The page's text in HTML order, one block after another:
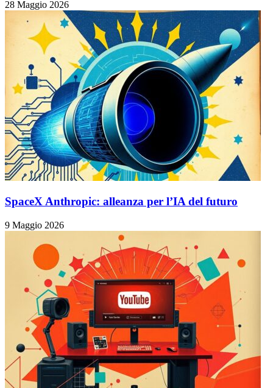
28 Maggio 2026
SpaceX Anthropic: alleanza per l’IA del futuro
9 Maggio 2026